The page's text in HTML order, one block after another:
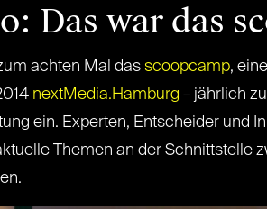
Das war das
achten Mal das scoopcamp,
nextMedia.Hamburg – jährlich
ein. Experten, Entscheider und
Themen an der Schnittstelle